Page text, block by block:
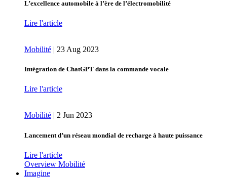
L’excellence automobile à l’ère de l’électromobilité
Lire l'article
Mobilité | 23 Aug 2023
Intégration de ChatGPT dans la commande vocale
Lire l'article
Mobilité 2 Jun 2023
Lancement d’un réseau mondial de recharge à haute puissance
Lire l'article
Overview Mobilité
Imagine